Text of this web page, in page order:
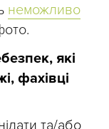
неможливо
які
фахівці
та/або